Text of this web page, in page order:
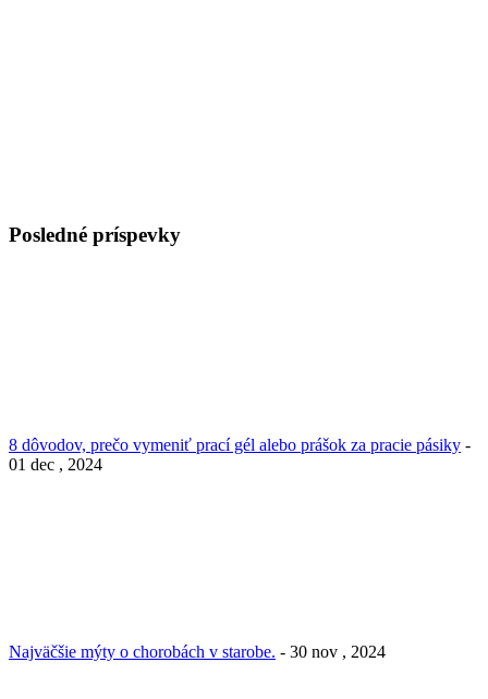
Posledné príspevky
8 dôvodov, prečo vymeniť prací gél alebo prášok za pracie pásiky -
01 dec , 2024
Najväčšie mýty o chorobách v starobe. - 30 nov , 2024